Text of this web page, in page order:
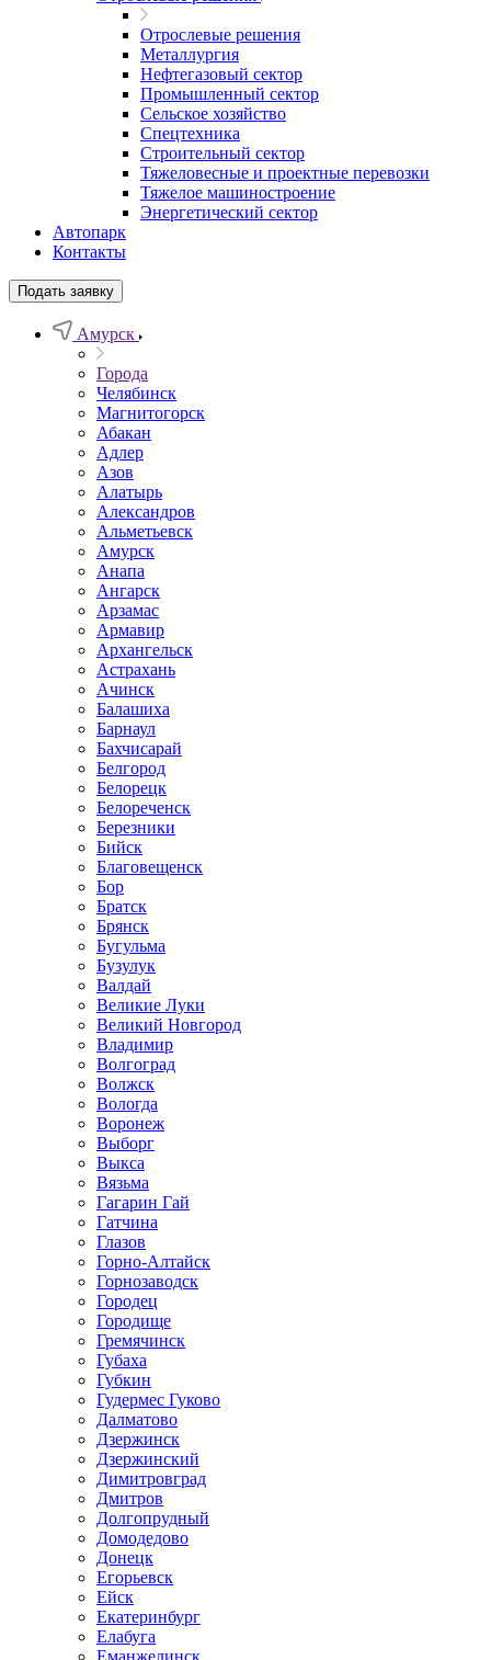
Отрослевые решения
Металлургия
Нефтегазовый сектор
Промышленный сектор
Сельское хозяйство
Спецтехника
Строительный сектор
Тяжеловесные и проектные перевозки
Тяжелое машиностроение
Энергетический сектор
Автопарк
Контакты
Подать заявку
Амурск
Города
Челябинск
Магнитогорск
Абакан
Адлер
Азов
Алатырь
Александров
Альметьевск
Амурск
Анапа
Ангарск
Арзамас
Армавир
Архангельск
Астрахань
Ачинск
Балашиха
Барнаул
Бахчисарай
Белгород
Белорецк
Белореченск
Березники
Бийск
Благовещенск
Бор
Братск
Брянск
Бугульма
Бузулук
Валдай
Великие Луки
Великий Новгород
Владимир
Волгоград
Волжск
Вологда
Воронеж
Выборг
Выкса
Вязьма
Гагарин Гай
Гатчина
Глазов
Горно-Алтайск
Горнозаводск
Городец
Городище
Гремячинск
Губаха
Губкин
Гудермес Гуково
Далматово
Дзержинск
Дзержинский
Димитровград
Дмитров
Долгопрудный
Домодедово
Донецк
Егорьевск
Ейск
Екатеринбург
Елабуга
Еманжелинск